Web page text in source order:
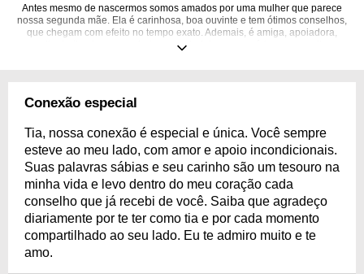
Antes mesmo de nascermos somos amados por uma mulher que parece
nossa segunda mãe. Ela é carinhosa, boa ouvinte e tem ótimos conselhos,
que chegam com efeito no tempo exato. Ademais, é amiga, apoiadora,
muito dedicada, a que ajuda a construir boas memórias, com muitas
Demonstre-lhe, então, o quanto você a ama por meio destas mensagens.
reconhecimento.
Conexão especial
Tia, nossa conexão é especial e única. Você sempre
esteve ao meu lado, com amor e apoio incondicionais.
Suas palavras sábias e seu carinho são um tesouro na
minha vida e levo dentro do meu coração cada
conselho que já recebi de você. Saiba que agradeço
diariamente por te ter como tia e por cada momento
compartilhado ao seu lado. Eu te admiro muito e te
amo.